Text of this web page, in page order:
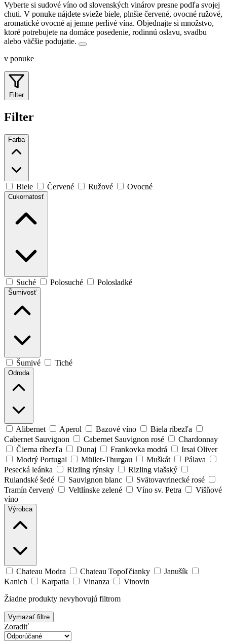
Vyberte si sudové víno od slovenských vinárov presne podľa svojej
chuti. V ponuke nájdete svieže biele, plnšie červené, ovocné ružové,
aromatické ovocné aj jemne perlivé vína. Objednajte si množstvo,
ktoré potrebujete na domáce posedenie, rodinnú oslavu, svadbu
alebo väčšie podujatie.
v ponuke
Filter
Filter
Farba
Biele Červené Ružové Ovocné
Cukornatosť
Suché Polosuché Polosladké
Šumivosť
Šumivé Tiché
Odroda
Alibernet Aperol Bazové víno
Biela ríbezľa
Cabernet Sauvignon
Cabernet Sauvignon rosé
Chardonnay
Čierna ríbezľa
Dunaj Frankovka modrá
Irsai Oliver
Modrý Portugal
Müller-Thurgau Muškát
Pálava
Pesecká leánka
Rizling rýnsky
Rizling vlašský
Rulandské šedé
Sauvignon blanc
Svätovavrinecké rosé
Tramín červený
Veltlínske zelené Víno sv. Petra
Višňové
víno
Výrobca
Chateau Modra Chateau Topoľčianky
Janušík
Kanich
Karpatia Vinanza
Vinovin
Žiadne produkty nevyhovujú filtrom
Vymazať filtre
Zoradiť